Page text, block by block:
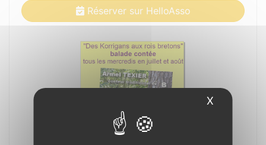
Réserver sur HelloAsso
X Masquer